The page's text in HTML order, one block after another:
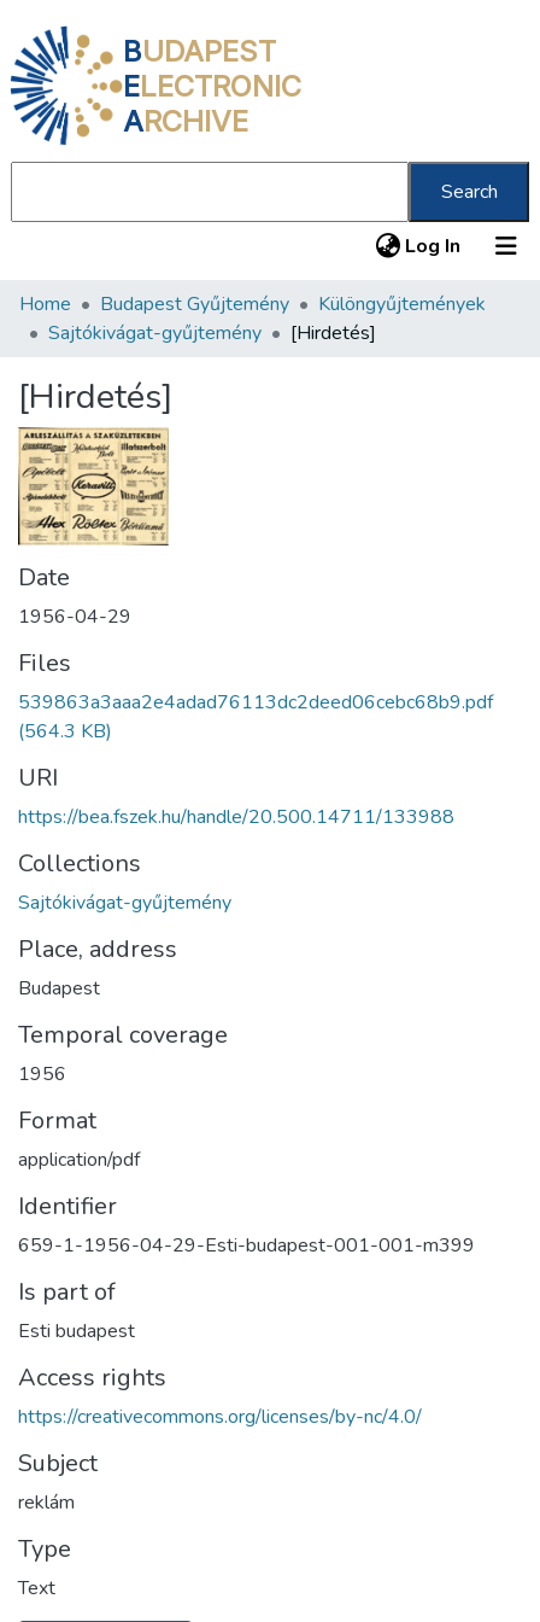
BUDAPEST
ELECTRONIC
ARCHIVE
Search
Log In (current)
Communities & Collections
Statistics
About us
Home Budapest Gyűjtemény
Különgyűjtemények
Sajtókivágat-gyűjtemény
[Hirdetés]
[Hirdetés]
Date
1956-04-29
Files
539863a3aaa2e4adad76113dc2deed06cebc68b9.pdf
(564.3 KB)
URI
https://bea.fszek.hu/handle/20.500.14711/133988
Collections
Sajtókivágat-gyűjtemény
Place, address
Budapest
Temporal coverage
1956
Format
application/pdf
Identifier
659-1-1956-04-29-Esti-budapest-001-001-m399
Is part of
Esti budapest
Access rights
https://creativecommons.org/licenses/by-nc/4.0/
Subject
reklám
Type
Text